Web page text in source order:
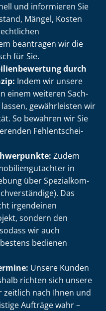
und informieren Sie
Mängel, Kosten
beantragen wir die
für Sie.
durch
Indem wir unsere
einem weiteren Sach­
gewährleisten wir
So bewahren wir Sie
Fehl­ent­schei­
Zudem
in
über Spe­zi­al­kom­
Das
irgendeinen
sondern den
wir auch
bedienen
Unsere Kunden
richten sich unsere
nach Ihnen und
Aufträge wahr –